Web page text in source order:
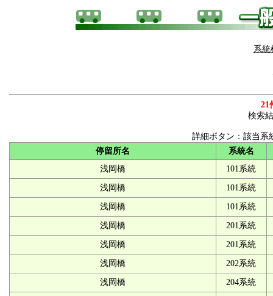
系統
21
検索
詳細ボタン：該当系
停留所名
系統名
浅岡橋
101系統
浅岡橋 101系統
浅岡橋 101系統
浅岡橋 201系統
浅岡橋 201系統
浅岡橋 202系統
浅岡橋 204系統